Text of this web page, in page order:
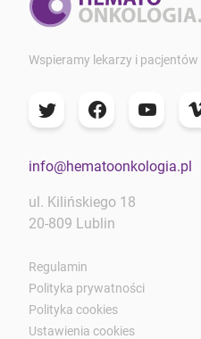
Wspieramy lekarzy i
info@hematoonkologia.pl
ul. Kilińskiego 18
20-809 Lublin
Regulamin
Polityka prywatności
Polityka cookies
Ustawienia cookies